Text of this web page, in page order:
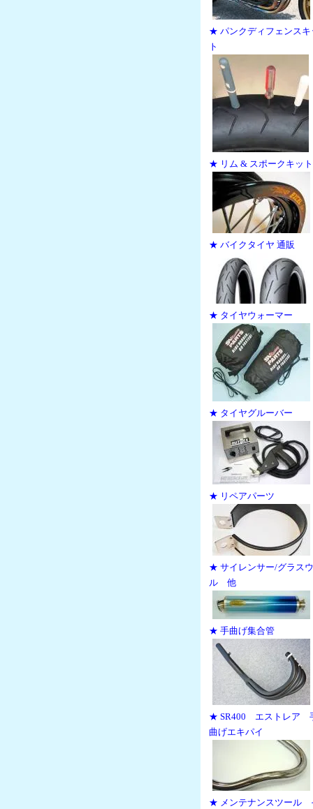
★ パンクディフェンスキ
ト
★ リム & スポークキット
★ バイクタイヤ 通販
★ タイヤウォーマー
★ タイヤグルーバー
★ リペアパーツ
★ サイレンサー/グラス
ル 他
★ 手曲げ集合管
★ SR400 エストレア
曲げエキパイ
★ メンテナンスツール